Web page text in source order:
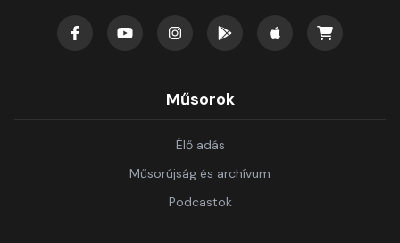
Műsorok
Élő adás
Műsorújság és archívum
Podcastok